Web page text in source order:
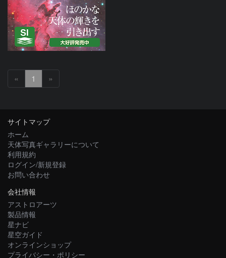
« 1 »
サイトマップ
ホーム
天体写真ギャラリーについて
利用規約
ログイン/新規登録
お問い合わせ
会社情報
アストロアーツ
製品情報
星ナビ
星空ガイド
オンラインショップ
プライバシー・ポリシー